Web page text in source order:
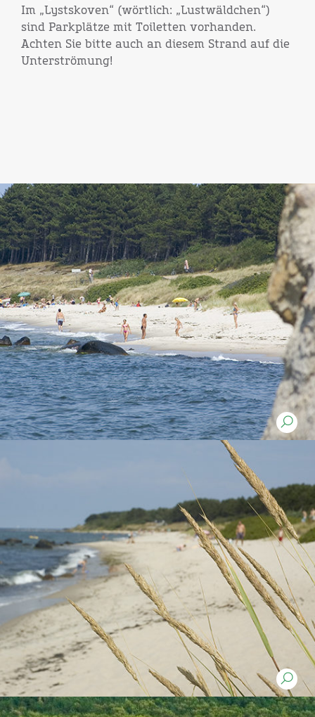
Im „Lystskoven“ (wörtlich: „Lustwäldchen“)
sind Parkplätze mit Toiletten vorhanden.
Achten Sie bitte auch an diesem Strand auf die
Unterströmung!